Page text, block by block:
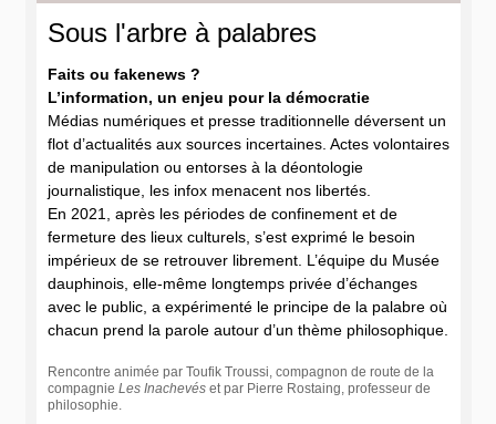
Sous l'arbre à palabres
Faits ou fakenews ?
L’information, un enjeu pour la démocratie
Médias numériques et presse traditionnelle déversent un
flot d’actualités aux sources incertaines. Actes volontaires
de manipulation ou entorses à la déontologie
journalistique, les infox menacent nos libertés.
En 2021, après les périodes de confinement et de
fermeture des lieux culturels, s’est exprimé le besoin
impérieux de se retrouver librement. L’équipe du Musée
dauphinois, elle-même longtemps privée d’échanges
avec le public, a expérimenté le principe de la palabre où
chacun prend la parole autour d’un thème philosophique.
Rencontre animée par Toufik Troussi, compagnon de route de la
compagnie Les Inachevéset par Pierre Rostaing, professeur de
philosophie.